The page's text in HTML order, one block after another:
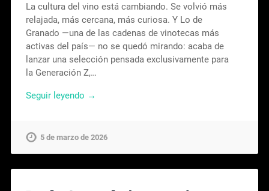
La cultura del vino está cambiando. Se volvió más
relajada, más cercana, más curiosa. Y Lo de
Granado —una de las cadenas de vinotecas más
activas del país— no se quedó mirando: acaba de
lanzar una selección pensada exclusivamente para
la Generación Z,…
Seguir leyendo →
5 de marzo de 2026